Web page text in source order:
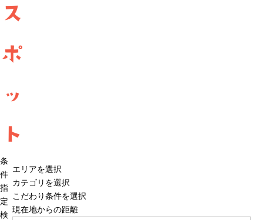
ス
ポ
ッ
ト
条
件
指
定
検
エリアを選択
カテゴリを選択
こだわり条件を選択
現在地からの距離